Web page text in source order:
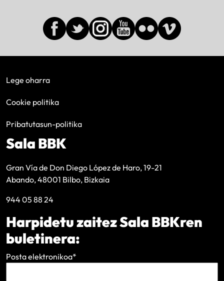
Lege oharra
Cookie politika
Pribatutasun-politika
Sala BBK
Gran Vía de Don Diego López de Haro, 19-21
Abando, 48001 Bilbo, Bizkaia
944 05 88 24
Harpidetu zaitez Sala BBKren
buletinera:
Posta elektronikoa*